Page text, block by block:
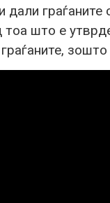
дали
тоа што е